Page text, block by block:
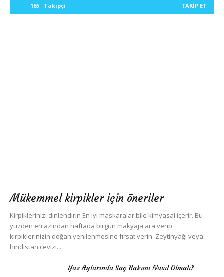
165 Takipçi TAKIP ET
Mükemmel kirpikler için öneriler
Kirpiklerinizi dinlendirin En iyi maskaralar bile kimyasal içerir. Bu
yüzden en azından haftada birgün makyaja ara verip
kirpiklerinizin doğan yenilenmesine fırsat verin. Zeytinyağı veya
hindistan cevizi...
Yaz Aylarında Saç Bakımı Nasıl Olmalı?